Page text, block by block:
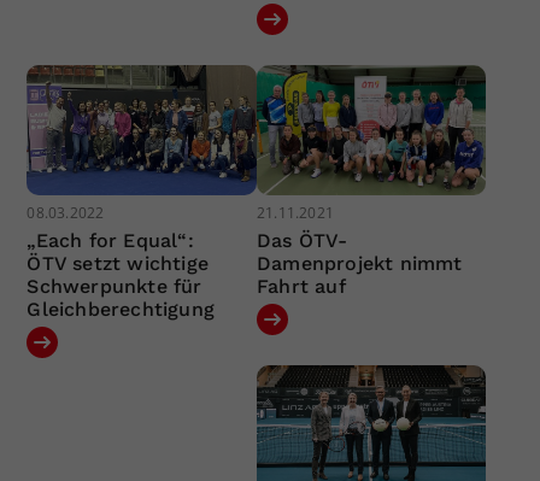
08.03.2022
„Each for Equal“:
ÖTV setzt wichtige
Schwerpunkte für
Gleichberechtigung
21.11.2021
Das ÖTV-
Damenprojekt nimmt
Fahrt auf